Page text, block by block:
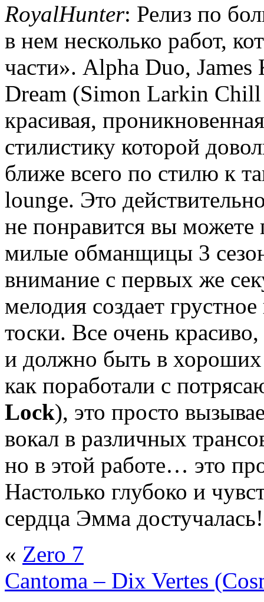
RoyalHunter: Релиз по
в нем несколько работ,
части». Alpha Duo,
Dream (Simon Larkin
красивая,
стилистику которой
ближе всего по стилю к
lounge. Это
не понравится вы можете
милые обманщицы 3
внимание с первых же
мелодия создает
тоски. Все очень
и должно быть в
как поработали с
Lock), это просто
вокал в различных
но в этой работе… это
Настолько глубоко и
сердца Эмма
« Zero 7
Cantoma – Dix Vertes